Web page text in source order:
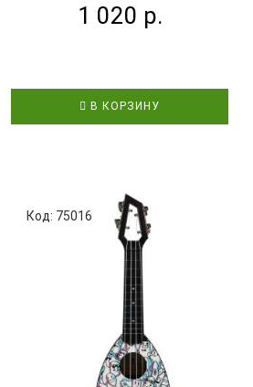
1 020 р.
В КОРЗИНУ
Код: 75016